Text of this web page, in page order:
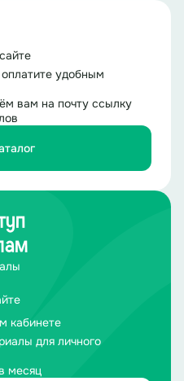
удобным
вам на почту ссылку
кабинете
для личного
месяц